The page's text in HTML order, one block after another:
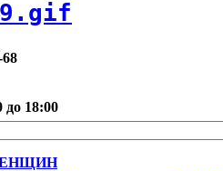
68
до 18:00